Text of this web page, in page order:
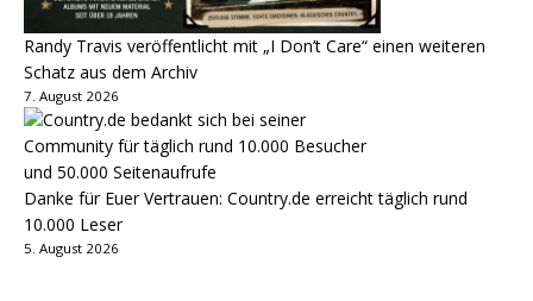
Randy Travis veröffentlicht mit „I Don’t Care“ einen weiteren
Schatz aus dem Archiv
7. August 2026
Danke für Euer Vertrauen: Country.de erreicht täglich rund
10.000 Leser
5. August 2026